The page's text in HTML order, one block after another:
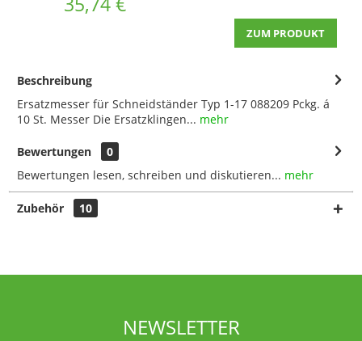
ZUM PRODUKT
Beschreibung
Ersatzmesser für Schneidständer Typ 1-17 088209 Pckg. á
10 St. Messer Die Ersatzklingen... mehr
Bewertungen
0
Bewertungen lesen, schreiben und diskutieren... mehr
Zubehör 10
NEWSLETTER